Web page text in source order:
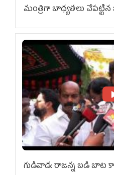
మంత్రిగా బాధ్యతలు
గుడివాడ: రాజన్న బడి బాట